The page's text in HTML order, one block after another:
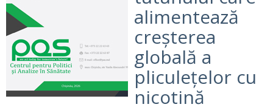
alimentează
creșterea
globală a
pliculețelor cu
nicotină